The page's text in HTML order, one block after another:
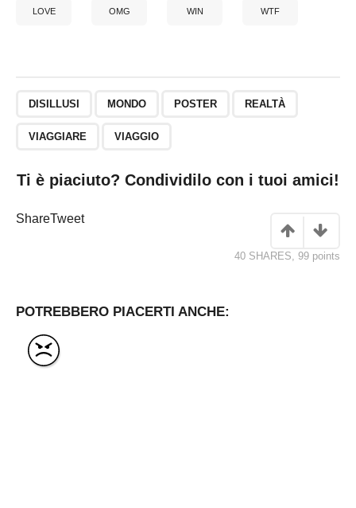
LOVE OMG WIN WTF
DISILLUSI MONDO POSTER REALTÀ
VIAGGIARE VIAGGIO
Ti è piaciuto? Condividilo con i tuoi amici!
ShareTweet
40 SHARES, 99 points
POTREBBERO PIACERTI ANCHE: